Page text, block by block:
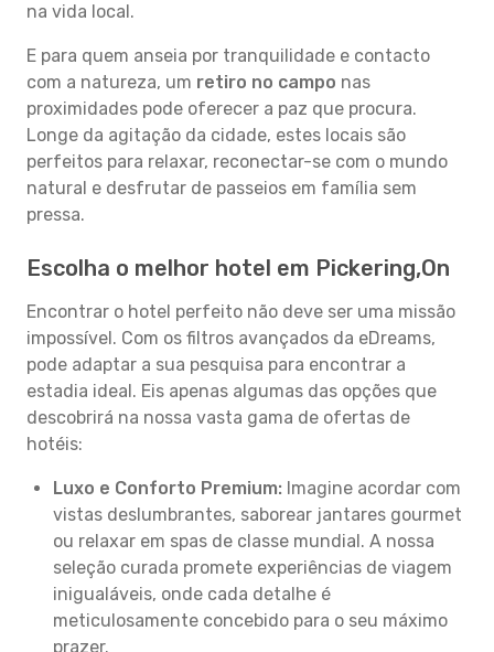
na vida local.
E para quem anseia por tranquilidade e contacto
com a natureza, um retiro no campo nas
proximidades pode oferecer a paz que procura.
Longe da agitação da cidade, estes locais são
perfeitos para relaxar, reconectar-se com o mundo
natural e desfrutar de passeios em família sem
pressa.
Escolha o melhor hotel em Pickering,On
Encontrar o hotel perfeito não deve ser uma missão
impossível. Com os filtros avançados da eDreams,
pode adaptar a sua pesquisa para encontrar a
estadia ideal. Eis apenas algumas das opções que
descobrirá na nossa vasta gama de ofertas de
hotéis:
Luxo e Conforto Premium: Imagine acordar com
vistas deslumbrantes, saborear jantares gourmet
ou relaxar em spas de classe mundial. A nossa
seleção curada promete experiências de viagem
inigualáveis, onde cada detalhe é
meticulosamente concebido para o seu máximo
prazer.